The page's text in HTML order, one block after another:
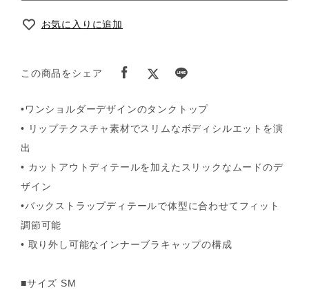
お気に入りに追加
この商品をシェア
•ワンショルダーデザインのタンクトップ
• リップテクスチャ素材でスリムなボディシルエットを演
出
• カットアウトディテールを加えたスリックなムードのデ
ザイン
•バックストラップディテールで体型に合わせてフィット
調節可能
• 取り外し可能なインナーブラキャップの構成
■サイズ SM